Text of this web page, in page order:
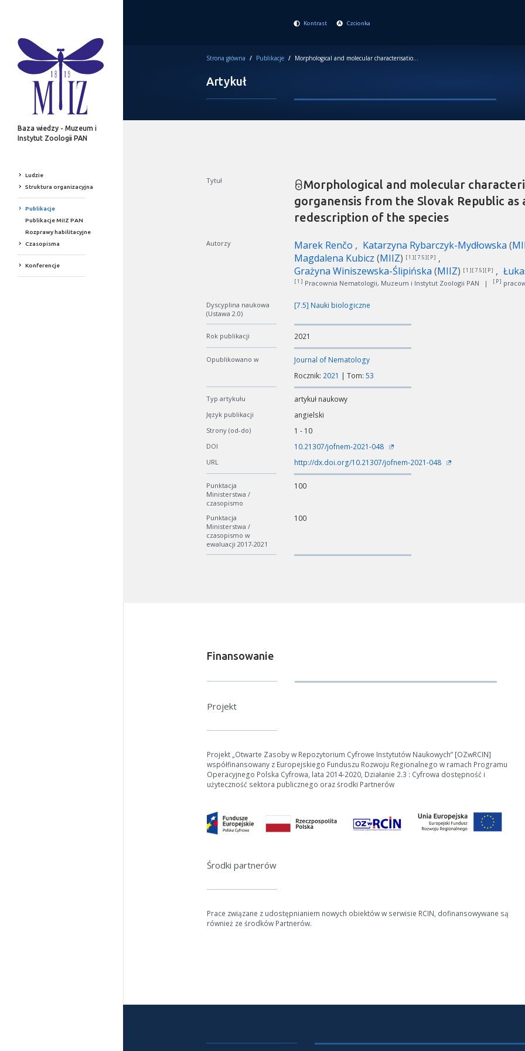
Baza wiedzy - Muzeum i
Instytut Zoologii PAN
Ludzie
Struktura organizacyjna
Publikacje
Publikacje MiIZ PAN
Rozprawy habilitacyjne
Czasopisma
Konferencje
Kontrast Czcionka
Strona główna / Publikacje / Morphological and molecular characterisation of Tripylina gorganensis from the Slovak Republic as a contribution to the redescription of the species
Artykuł
Tytuł
Morphological and molecular
gorganensis from the Slovak Republic
redescription of the species
Autorzy Marek Renčo Katarzyna Rybarczyk-Mydłowska (
Magdalena Kubicz (MIIZ) [ 1 ][ 7.5 ][ P ]
Grażyna Winiszewska-Ślipińska (MIIZ) [ 1 ][ 7.5 ][ P ]
[ 1 ] Pracownia Nematologii, Muzeum i Instytut Zoologii PAN | [ P ]
Dyscyplina naukowa
(Ustawa 2.0)
[7.5] Nauki biologiczne
Rok publikacji 2021
Opublikowano w
Journal of Nematology
Rocznik: 2021 | Tom: 53
Typ artykułu artykuł naukowy
Język publikacji angielski
Strony (od-do) 1 - 10
DOI 10.21307/jofnem-2021-048
URL http://dx.doi.org/10.21307/jofnem-2021-048
Punktacja
Ministerstwa /
czasopismo
100
Punktacja
Ministerstwa /
czasopismo w
ewaluacji 2017-2021
100
Finansowanie
Projekt
Projekt „Otwarte Zasoby w Repozytorium Cyfrowe Instytutów Naukowych” [OZwRCIN]
współfinansowany z Europejskiego Funduszu Rozwoju Regionalnego w ramach Programu
Operacyjnego Polska Cyfrowa, lata 2014-2020, Działanie 2.3 : Cyfrowa dostępność i
użyteczność sektora publicznego oraz środki Partnerów
Środki partnerów
Prace związane z udostępnianiem nowych obiektów w serwisie RCIN, dofinansowywane są
również ze środków Partnerów.